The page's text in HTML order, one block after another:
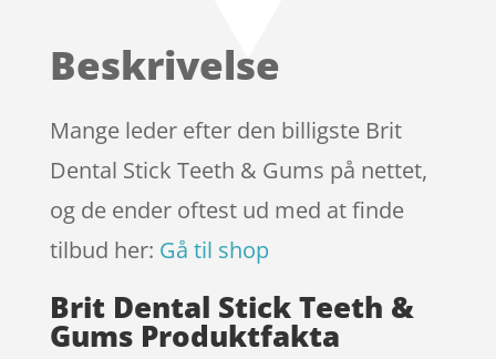
på
ømmels
er
Beskrivelse
Mange leder efter den billigste Brit
Dental Stick Teeth & Gums på nettet,
og de ender oftest ud med at finde
tilbud her: Gå til shop
Brit Dental Stick Teeth &
Gums Produktfakta